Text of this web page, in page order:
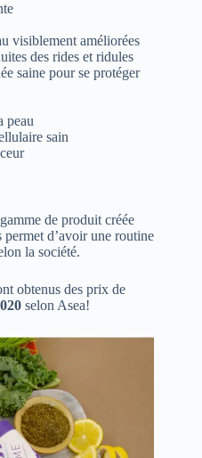
visiblement améliorées
des rides et ridules
saine pour se protéger
peau
sain
de produit créée
d’avoir une routine
la société.
obtenus des prix de
selon Asea!